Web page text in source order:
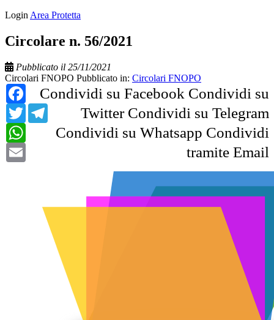
Login Area Protetta
Circolare n. 56/2021
Pubblicato il 25/11/2021
Circolari FNOPO Pubblicato in: Circolari FNOPO
Condividi su Facebook
Facebook
Condividi su
Twitter
Twitter Condividi su Telegram
Telegram
Condividi su Whatsapp
WhatsApp
Condividi
tramite Email